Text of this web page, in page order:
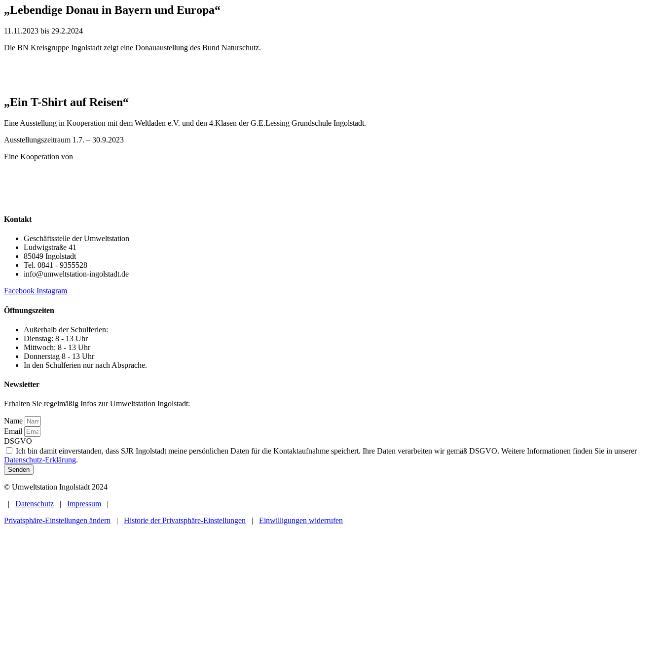
„Lebendige Donau in Bayern und Europa“
11.11.2023 bis 29.2.2024
Die BN Kreisgruppe Ingolstadt zeigt eine Donauaustellung des Bund Naturschutz.
„Ein T-Shirt auf Reisen“
Eine Ausstellung in Kooperation mit dem Weltladen e.V. und den 4.Klasen der G.E.Lessing Grundschule Ingolstadt.
Ausstellungszeitraum 1.7. – 30.9.2023
Eine Kooperation von
Kontakt
Geschäftsstelle der Umweltstation
Ludwigstraße 41
85049 Ingolstadt
Tel. 0841 - 9355528
info@umweltstation-ingolstadt.de
Facebook Instagram
Öffnungszeiten
Außerhalb der Schulferien:
Dienstag: 8 - 13 Uhr
Mittwoch: 8 - 13 Uhr
Donnerstag 8 - 13 Uhr
In den Schulferien nur nach Absprache.
Newsletter
Erhalten Sie regelmäßig Infos zur Umweltstation Ingolstadt:
Name
Email
DSGVO
Ich bin damit einverstanden, dass SJR Ingolstadt meine persönlichen Daten für die Kontaktaufnahme speichert. Ihre Daten verarbeiten wir gemäß DSGVO. Weitere Informationen finden Sie in unserer
Datenschutz-Erklärung.
Senden
© Umweltstation Ingolstadt 2024
Datenschutz Impressum
Privatsphäre-Einstellungen ändern
Historie der Privatsphäre-Einstellungen
Einwilligungen widerrufen